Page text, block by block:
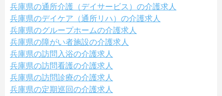
兵庫県の通所介護（デイサービス）の介護求人
兵庫県のデイケア（通所リハ）の介護求人
兵庫県のグループホームの介護求人
兵庫県の障がい者施設の介護求人
兵庫県の訪問入浴の介護求人
兵庫県の訪問看護の介護求人
兵庫県の訪問診療の介護求人
兵庫県の定期巡回の介護求人